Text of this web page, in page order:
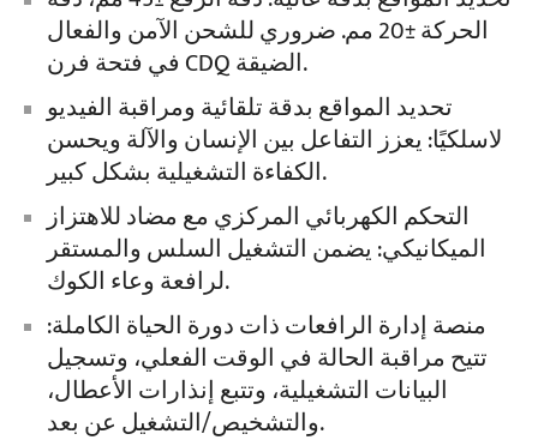
الحركة ±20 مم. ضروري للشحن الآمن والفعال
في فتحة فرن CDQ الضيقة.
تحديد المواقع بدقة تلقائية ومراقبة الفيديو
لاسلكيًا: يعزز التفاعل بين الإنسان والآلة ويحسن
الكفاءة التشغيلية بشكل كبير.
التحكم الكهربائي المركزي مع مضاد للاهتزاز
الميكانيكي: يضمن التشغيل السلس والمستقر
لرافعة وعاء الكوك.
منصة إدارة الرافعات ذات دورة الحياة الكاملة:
تتيح مراقبة الحالة في الوقت الفعلي، وتسجيل
البيانات التشغيلية، وتتبع إنذارات الأعطال،
والتشخيص/التشغيل عن بعد.